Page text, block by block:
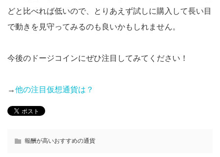
どと比べれば低いので、とりあえず試しに購入して長い目
で動きを見守ってみるのも良いかもしれません。
今後のドージコインにぜひ注目してみてください！
→他の注目仮想通貨は？
報酬が高いおすすめの通貨